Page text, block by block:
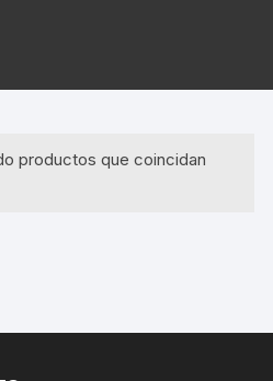
productos que coincidan